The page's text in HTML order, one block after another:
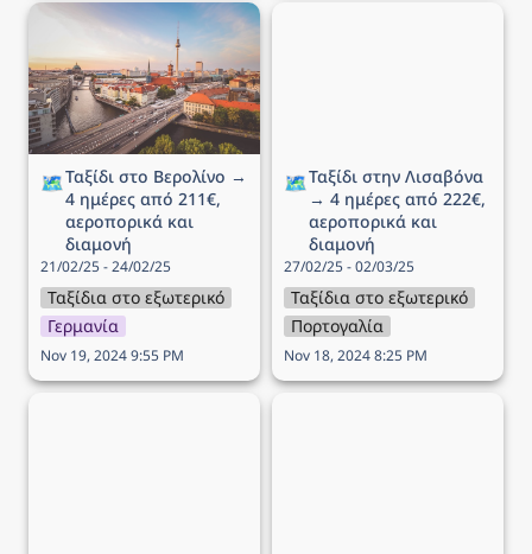
Ταξίδι στο Βερολίνο → 4
ημέρες από 211€,
αεροπορικά και διαμονή
🗺️Ταξίδι στο Βερολίνο →
4 ημέρες από 211€,
αεροπορικά και
διαμονή
21/02/25 - 24/02/25
Ταξίδια στο εξωτερικό
Γερμανία
Nov 19, 2024 9:55 PM
🗺️Ταξίδι στην Λισαβόνα
→ 4 ημέρες από 222€,
αεροπορικά και
διαμονή
27/02/25 - 02/03/25
Ταξίδια στο εξωτερικό
Πορτογαλία
Nov 18, 2024 8:25 PM